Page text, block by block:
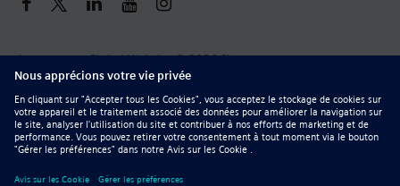
siemens.com Global Website © 2026 Siemens
Whistleblowing
Corporate Information
DMCA
Privacy Notice
Terms of Use
Digital ID Report Piracy